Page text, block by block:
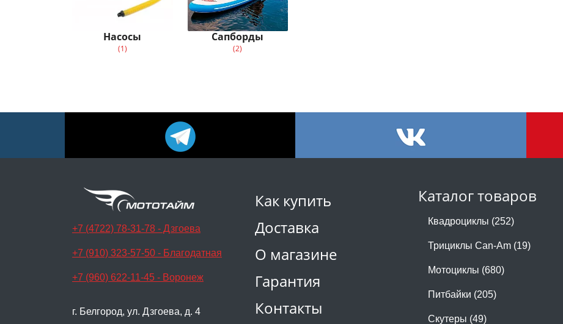
Насосы
(1)
Сапборды
(2)
Как купить
Доставка
О магазине
Гарантия
Контакты
Каталог товаров
Квадроциклы (252)
Трициклы Can-Am (19)
Мотоциклы (680)
Питбайки (205)
Скутеры (49)
+7 (4722) 78-31-78 - Дзгоева
+7 (910) 323-57-50 - Благодатная
+7 (960) 622-11-45 - Воронеж
г. Белгород, ул. Дзгоева, д. 4